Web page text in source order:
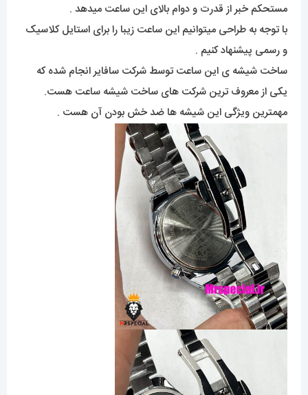
مستحکم خبر از قدرت و دوام بالای این ساعت میدهد .
با توجه به طراحی میتوانیم این ساعت زیبا را برای استایل کلاسیک
و رسمی پیشنهاد کنیم .
ساخت شیشه ی این ساعت توسط شرکت سافایر انجام شده که
یکی از معروف ترین شرکت های ساخت شیشه ساعت هست.
مهمترین ویژگی این شیشه ها ضد خش بودن آن هست .